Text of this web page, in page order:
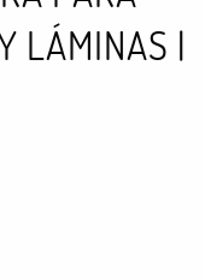
LÁMINAS |